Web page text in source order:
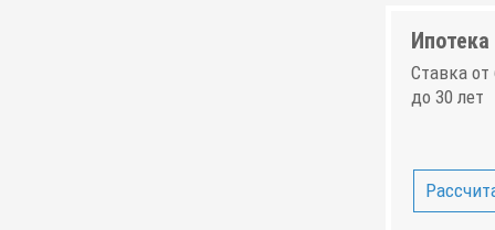
Ипотека
Ставка от
до 30 лет